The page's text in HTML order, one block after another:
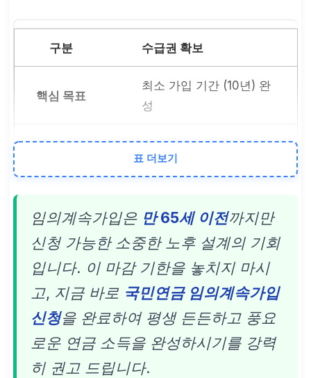
수급권 확보
최소 가입 기간 (10년) 완
성
단기 추가 납부로 평생 노
령연금 수령 권리 확정
연금액 증액
만 65세까지 가입 기간 연
장
납부 기간 및 납부액 비례
증가, 물가 상승률 연동으
로 실질 구매력 유지
표 더보기
임의계속가입은 만 65세 이전까지만
신청 가능한 소중한 노후 설계의 기회
입니다. 이 마감 기한을 놓치지 마시
고, 지금 바로 국민연금 임의계속가입
신청을 완료하여 평생 든든하고 풍요
로운 연금 소득을 완성하시기를 강력
히 권고 드립니다.